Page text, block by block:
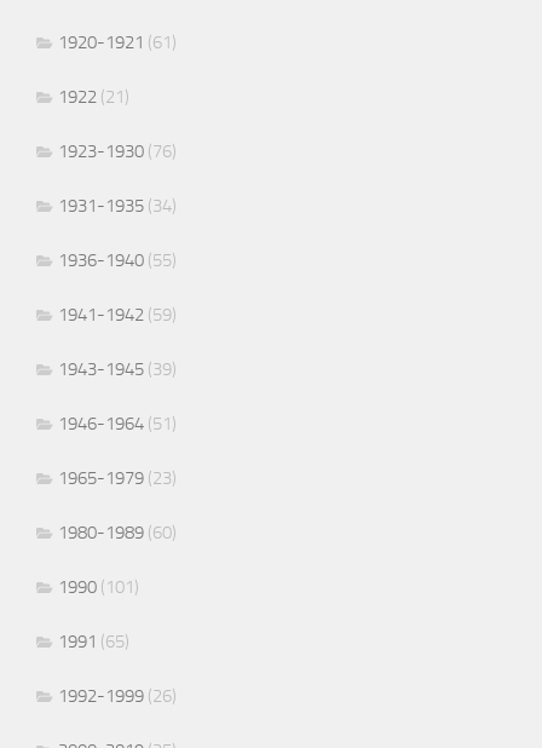
1920-1921 (61)
1922 (21)
1923-1930 (76)
1931-1935 (34)
1936-1940 (55)
1941-1942 (59)
1943-1945 (39)
1946-1964 (51)
1965-1979 (23)
1980-1989 (60)
1990 (101)
1991 (65)
1992-1999 (26)